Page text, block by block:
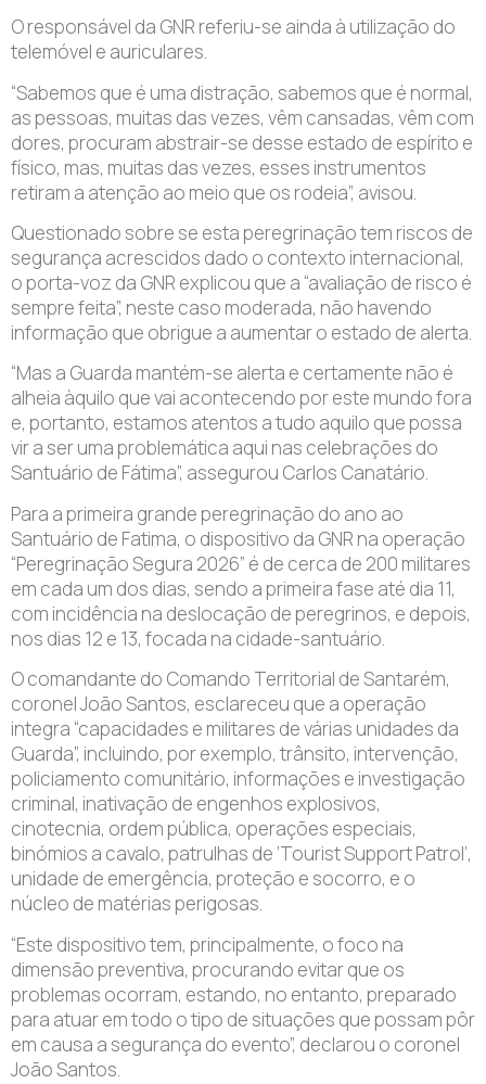
O responsável da GNR referiu-se ainda à utilização do
telemóvel e auriculares.
“Sabemos que é uma distração, sabemos que é normal,
as pessoas, muitas das vezes, vêm cansadas, vêm com
dores, procuram abstrair-se desse estado de espírito e
físico, mas, muitas das vezes, esses instrumentos
retiram a atenção ao meio que os rodeia”, avisou.
Questionado sobre se esta peregrinação tem riscos de
segurança acrescidos dado o contexto internacional,
o porta-voz da GNR explicou que a “avaliação de risco é
sempre feita”, neste caso moderada, não havendo
informação que obrigue a aumentar o estado de alerta.
“Mas a Guarda mantém-se alerta e certamente não é
alheia àquilo que vai acontecendo por este mundo fora
e, portanto, estamos atentos a tudo aquilo que possa
vir a ser uma problemática aqui nas celebrações do
Santuário de Fátima”, assegurou Carlos Canatário.
Para a primeira grande peregrinação do ano ao
Santuário de Fatima, o dispositivo da GNR na operação
“Peregrinação Segura 2026” é de cerca de 200 militares
em cada um dos dias, sendo a primeira fase até dia 11,
com incidência na deslocação de peregrinos, e depois,
nos dias 12 e 13, focada na cidade-santuário.
O comandante do Comando Territorial de Santarém,
coronel João Santos, esclareceu que a operação
integra “capacidades e militares de várias unidades da
Guarda”, incluindo, por exemplo, trânsito, intervenção,
policiamento comunitário, informações e investigação
criminal, inativação de engenhos explosivos,
cinotecnia, ordem pública, operações especiais,
binómios a cavalo, patrulhas de ‘Tourist Support Patrol’,
unidade de emergência, proteção e socorro, e o
núcleo de matérias perigosas.
“Este dispositivo tem, principalmente, o foco na
dimensão preventiva, procurando evitar que os
problemas ocorram, estando, no entanto, preparado
para atuar em todo o tipo de situações que possam pôr
em causa a segurança do evento”, declarou o coronel
João Santos.